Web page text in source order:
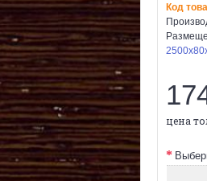
Код
цена